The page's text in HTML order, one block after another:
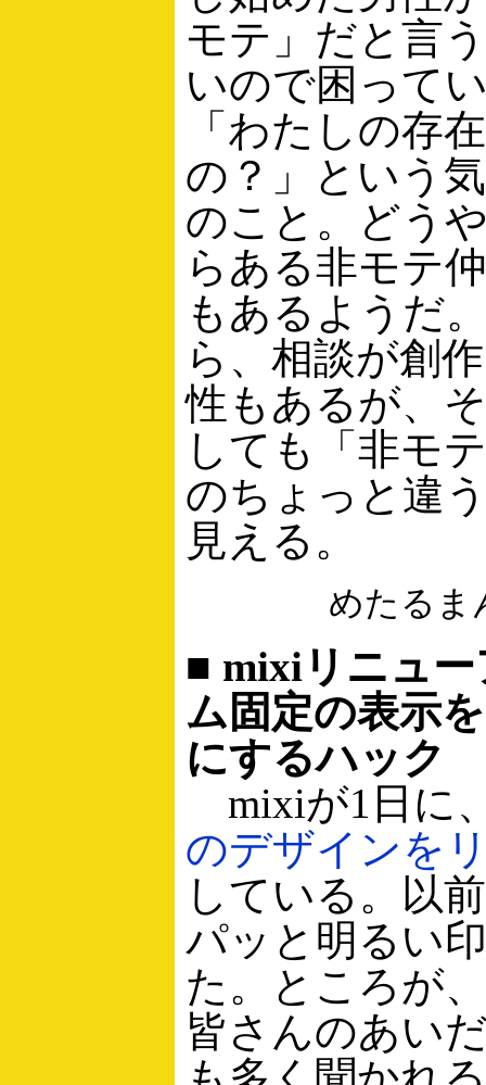
モテ」だと言
いので困って
「わたしの存
の？」という
のこと。どう
らある非モテ
もあるようだ
ら、相談が創
性もあるが、
しても「非モ
のちょっと違
見える。
めたるま
■ mixiリニュ
ム固定の表示
にするハック
mixiが1日に
のデザインを
している。以
パッと明るい
た。ところが
皆さんのあい